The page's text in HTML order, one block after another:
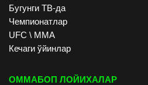
Бугунги ТВ-да
Чемпионатлар
UFC \ ММА
Кечаги ўйинлар
ОММАБОП ЛОЙИХАЛАР